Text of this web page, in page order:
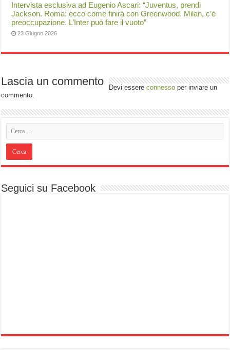
Intervista esclusiva ad Eugenio Ascari: “Juventus, prendi
Jackson. Roma: ecco come finirà con Greenwood. Milan, c’è
preoccupazione. L’Inter può fare il vuoto”
23 Giugno 2026
Lascia un commento Devi essereconnesso per inviare un
commento.
Seguici su Facebook